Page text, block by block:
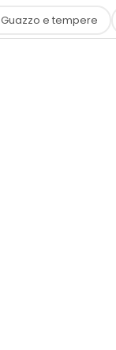
Guazzo e tempere